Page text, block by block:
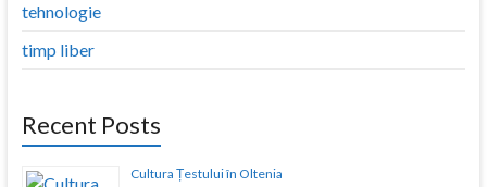
tehnologie
timp liber
Recent Posts
Cultura Țestului în Oltenia